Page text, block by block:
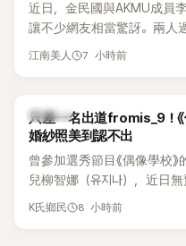
近日，金民國與AKMU成員
讓不少網友相當驚訝。兩人
起踏上瑞士之旅，也讓粉絲
江南美人 7 小時前
K-POP
只差一名出道fromis_9！
婚紗照美到認不出
曾參加選秀節目《偶像學校
兒柳智娜（유지나），近日
照，親自宣布即將步入婚姻
K氏鄉民 8 小時前